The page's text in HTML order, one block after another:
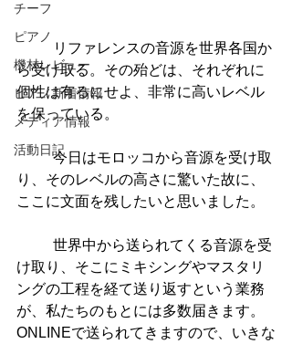
チーフ
ピアノ
機材レビュー
ピアノ新着情報
メディア情報
活動日記
          リファレンスの音源を世界各国か
ら受け取る。その殆どは、それぞれに
個性は有るにせよ、非常に高いレベル
を保っている。
          今日はモロッコから音源を受け取
り、そのレベルの高さに驚いた故に、
ここに文面を残したいと思いました。
け取り、そこにミキシングやマスタリ
ングの工程を経て送り返すという業務
が、私たちのもとには多数届きます。
ONLINEで送られてきますので、いきな